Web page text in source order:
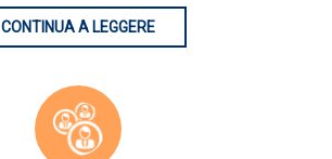
CONTINUA A LEGGERE